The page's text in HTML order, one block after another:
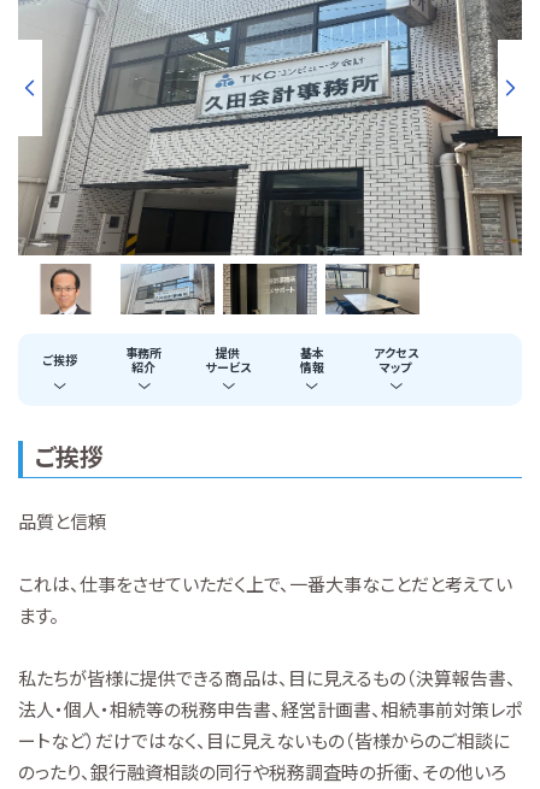
ご挨拶
事務所
紹介
提供
サービス
基本
情報
アクセス
マップ
ご挨拶
品質と信頼
これは、仕事をさせていただく上で、一番大事なことだと考えてい
ます。
私たちが皆様に提供できる商品は、目に見えるもの（決算報告書、
法人・個人・相続等の税務申告書、経営計画書、相続事前対策レポ
ートなど）だけではなく、目に見えないもの（皆様からのご相談に
のったり、銀行融資相談の同行や税務調査時の折衝、その他いろ